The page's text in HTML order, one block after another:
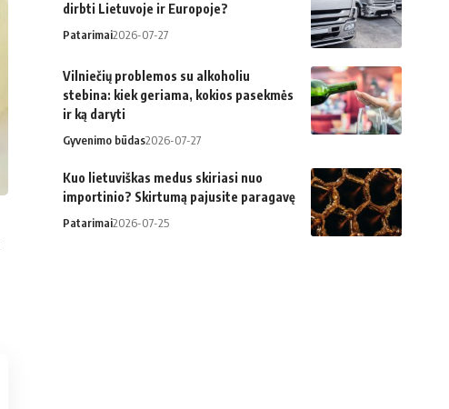
dirbti Lietuvoje ir Europoje?
Patarimai2026-07-27
Vilniečių problemos su alkoholiu
stebina: kiek geriama, kokios pasekmės
ir ką daryti
Gyvenimo būdas2026-07-27
Kuo lietuviškas medus skiriasi nuo
importinio? Skirtumą pajusite paragavę
Patarimai2026-07-25